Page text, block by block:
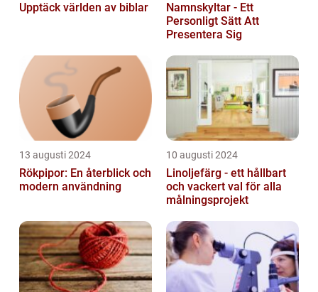
Upptäck världen av biblar
Namnskyltar - Ett
Personligt Sätt Att
Presentera Sig
13 augusti 2024
Rökpipor: En återblick och
modern användning
10 augusti 2024
Linoljefärg - ett hållbart
och vackert val för alla
målningsprojekt